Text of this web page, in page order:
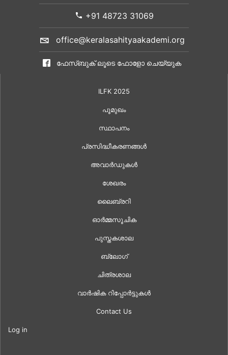
+91 48723 31069
office@keralasahityaakademi.org
ഫേസ്ബുക് ലൂടെ ഫോളോ ചെയ്യുക
ILFK 2025
പൂമുഖം
സ്ഥാപനം
പ്രസിദ്ധീകരണങ്ങൾ
അവാർഡുകൾ
ശേഖരം
ലൈബ്രറി
ഓർമ്മസൂചിക
പുസ്തകശാല
ബ്ലോഗ്
ചിത്രശാല
വാർഷിക റിപ്പോർട്ടുകൾ
Contact Us
Log in